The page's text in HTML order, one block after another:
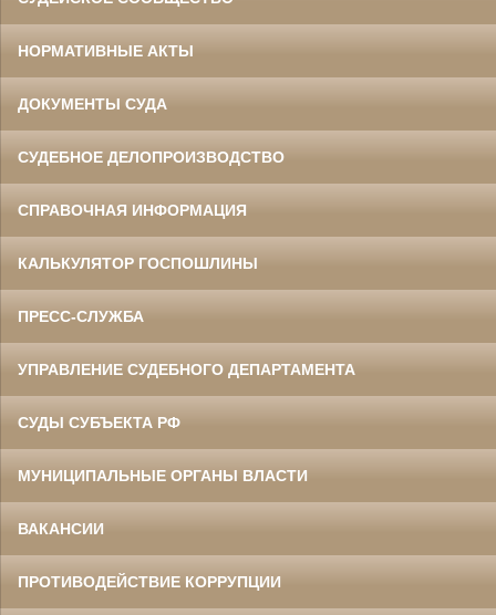
НОРМАТИВНЫЕ АКТЫ
ДОКУМЕНТЫ СУДА
СУДЕБНОЕ ДЕЛОПРОИЗВОДСТВО
СПРАВОЧНАЯ ИНФОРМАЦИЯ
КАЛЬКУЛЯТОР ГОСПОШЛИНЫ
ПРЕСС-СЛУЖБА
УПРАВЛЕНИЕ СУДЕБНОГО ДЕПАРТАМЕНТА
СУДЫ СУБЪЕКТА РФ
МУНИЦИПАЛЬНЫЕ ОРГАНЫ ВЛАСТИ
ВАКАНСИИ
ПРОТИВОДЕЙСТВИЕ КОРРУПЦИИ